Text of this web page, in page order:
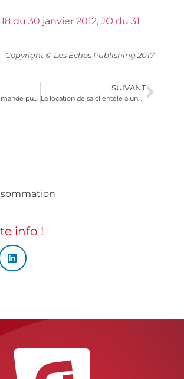
du 30 janvier 2012, JO du 31
Copyright © Les Echos Publishing 2017
Les règles de la commande publique peuvent s’imposer à une association
SUIVANT
La location de sa clientèle à une EURL est-elle déductible ?
info !